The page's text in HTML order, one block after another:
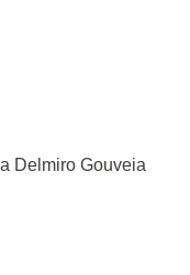
Delmiro Gouveia